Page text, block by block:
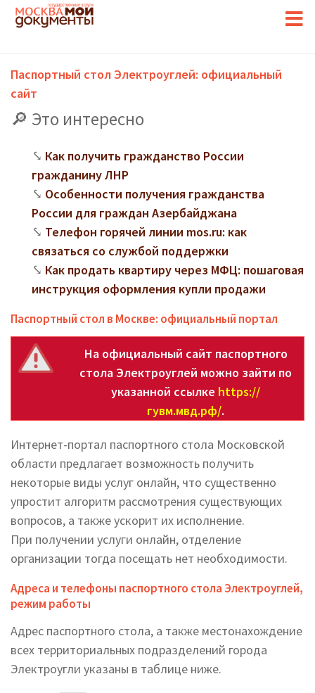
Паспортный стол Электроуглей: официальный
сайт
Это интересно
Как получить гражданство России
гражданину ЛНР
Особенности получения гражданства
России для граждан Азербайджана
Телефон горячей линии mos.ru: как
связаться со службой поддержки
Как продать квартиру через МФЦ: пошаговая
инструкция оформления купли продажи
Паспортный стол в Москве: официальный портал
На официальный сайт паспортного
стола Электроуглей можно зайти по
указанной ссылке https://
гувм.мвд.рф/.
Интернет-портал паспортного стола Московской
области предлагает возможность получить
некоторые виды услуг онлайн, что существенно
упростит алгоритм рассмотрения существующих
вопросов, а также ускорит их исполнение.
При получении услуги онлайн, отделение
организации тогда посещать нет необходимости.
Адреса и телефоны паспортного стола Электроуглей,
режим работы
Адрес паспортного стола, а также местонахождение
всех территориальных подразделений города
Электроугли указаны в таблице ниже.